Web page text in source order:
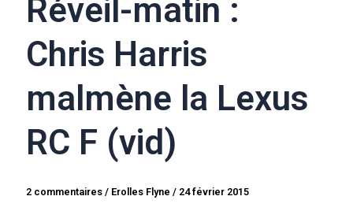
Réveil-matin :
Chris Harris
malmène la Lexus
RC F (vid)
2 commentaires / Erolles Flyne/ 24 février 2015